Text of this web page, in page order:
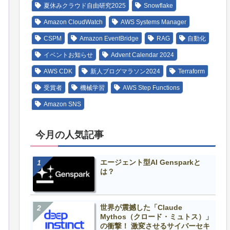
夏休みクラウド自由研究2025 Snowflake
Amazon CloudWatch AWS Systems Manager
CSPM Amazon EventBridge RAG 自動化
イベントお知らせ Advent Calendar 2024
AWS CDK 新人ブログマラソン2024 Terraform
受賞者 機械学習 AWS Step Functions
Amazon SNS
今月の人気記事
エージェント型AI Gensparkと
は？
世界が震撼した「Claude
Mythos（クロード・ミュトス）」
の衝撃！ 激変させるサイバーセキ